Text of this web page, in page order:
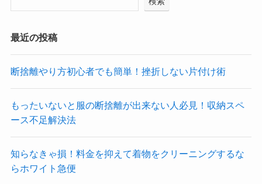
最近の投稿
断捨離やり方初心者でも簡単！挫折しない片付け術
もったいないと服の断捨離が出来ない人必見！収納スペ
ース不足解決法
知らなきゃ損！料金を抑えて着物をクリーニングするな
らホワイト急便